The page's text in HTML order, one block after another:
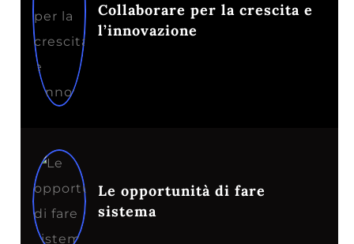
Collaborare per la crescita e
l’innovazione
Le opportunità di fare
sistema